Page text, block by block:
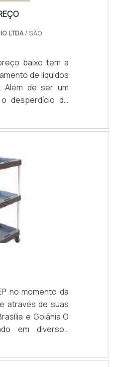
LTDA/ SÃO
baixo tem a
de líquidos
Além de ser um
desperdício de
de conter o
em diferentes
do cliente.
Outra vantagem
consegue
o que garante
bem como a
no momento da
através de suas
e Goiânia.O
em diversos
diferentes
hotéis,